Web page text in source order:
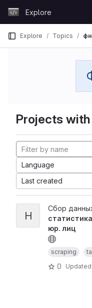
GitLabExplore
Explore Topics
Projects
Language
Last created
Н
Сбор
юр. лиц
scraping
0
Updated